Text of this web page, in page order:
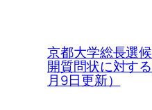
京都大学総長選
開質問状に対す
月9日更新）